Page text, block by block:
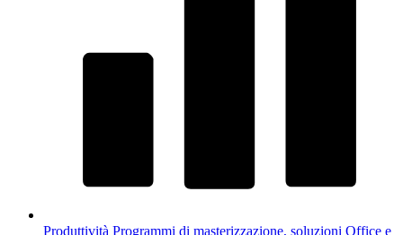
Produttività Programmi di masterizzazione, soluzioni Office e